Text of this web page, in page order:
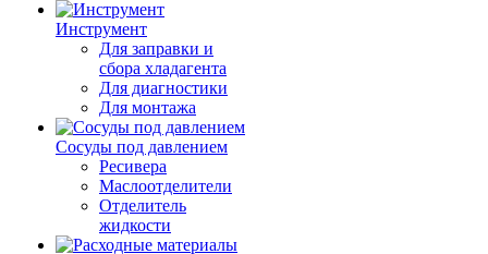
Инструмент
Для заправки и
сбора хладагента
Для диагностики
Для монтажа
Сосуды под давлением
Ресивера
Маслоотделители
Отделитель
жидкости